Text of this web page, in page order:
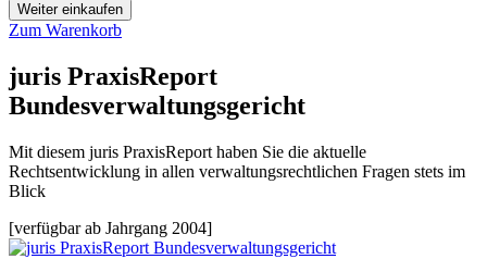
Weiter einkaufen
Zum Warenkorb
juris PraxisReport
Bundesverwaltungsgericht
Mit diesem juris PraxisReport haben Sie die aktuelle
Rechtsentwicklung in allen verwaltungsrechtlichen Fragen stets im
Blick
[verfügbar ab Jahrgang 2004]